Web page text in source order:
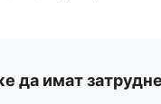
имат